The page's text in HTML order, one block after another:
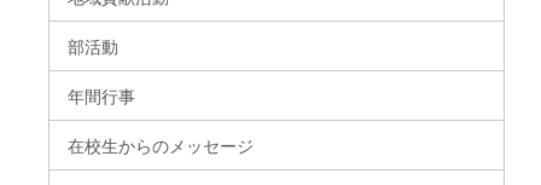
部活動
年間行事
在校生からのメッセージ